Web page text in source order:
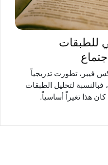
للطبقات
فيبر، تطورت تدريجياً
فبالنسبة لتحليل الطبقات
كان هذا تغيراً أساسياً.